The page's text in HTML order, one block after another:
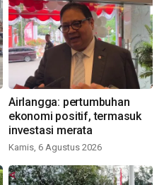
Airlangga: pertumbuhan
ekonomi positif, termasuk
investasi merata
Kamis, 6 Agustus 2026